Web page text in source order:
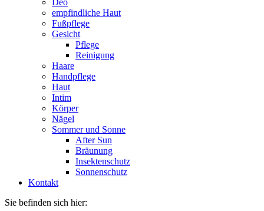
Deo
empfindliche Haut
Fußpflege
Gesicht
Pflege
Reinigung
Haare
Handpflege
Haut
Intim
Körper
Nägel
Sommer und Sonne
After Sun
Bräunung
Insektenschutz
Sonnenschutz
Kontakt
Sie befinden sich hier: